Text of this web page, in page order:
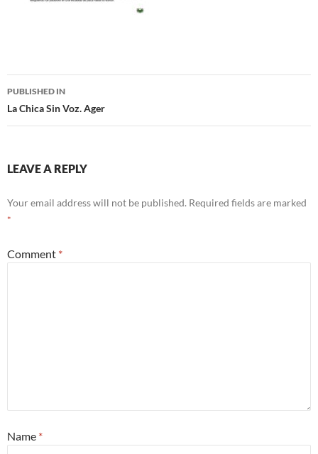
Post
navigation
PUBLISHED IN
La Chica Sin Voz. Ager
LEAVE A REPLY
Your email address will not be published. Required fields are marked
*
Comment *
Name *